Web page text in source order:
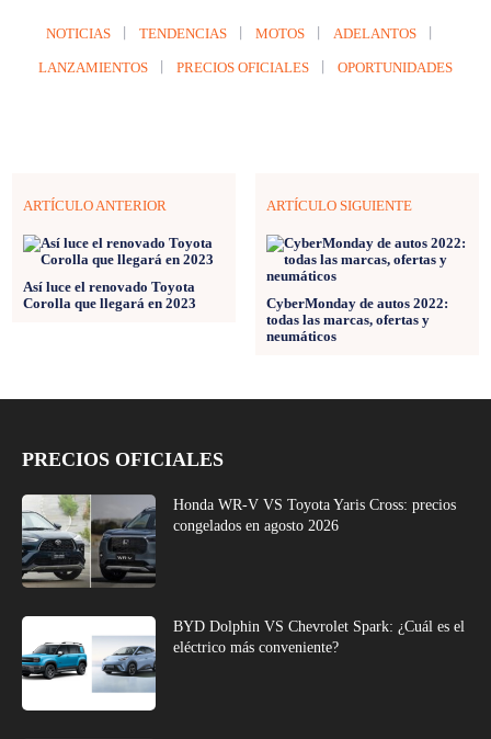
NOTICIAS TENDENCIAS MOTOS ADELANTOS
LANZAMIENTOS PRECIOS OFICIALES OPORTUNIDADES
ARTÍCULO ANTERIOR
Así luce el renovado Toyota
Corolla que llegará en 2023
ARTÍCULO SIGUIENTE
CyberMonday de autos 2022:
todas las marcas, ofertas y
neumáticos
PRECIOS OFICIALES
Honda WR-V VS Toyota Yaris Cross: precios
congelados en agosto 2026
BYD Dolphin VS Chevrolet Spark: ¿Cuál es el
eléctrico más conveniente?